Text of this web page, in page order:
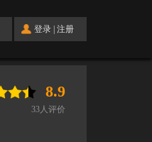
登录 注册
8.9
33人评价